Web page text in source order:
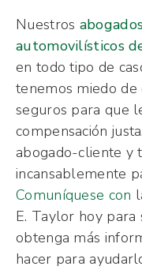
Nuestros
automovilísticos
en todo tipo de
tenemos miedo de
seguros para que
compensación
abogado-cliente y
incansablemente
Comuníquese con
E. Taylor hoy para
obtenga más
hacer para